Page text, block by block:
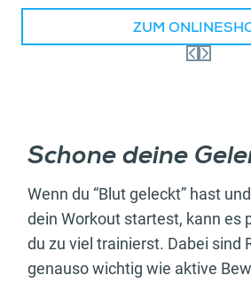
ZUM
Schone deine
Wenn du “Blut geleckt” hast
dein Workout startest, kann es
du zu viel trainierst. Dabei sind
genauso wichtig wie aktive